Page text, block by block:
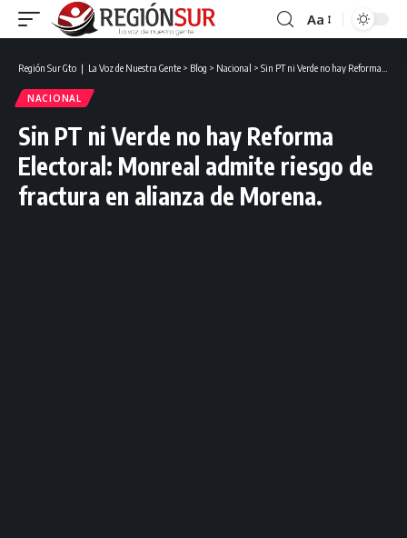
Aa
Región Sur Gto ❘ La Voz de Nuestra Gente > Blog > Nacional > Sin PT ni Verde no hay Reforma Electoral: Monreal admite riesgo de fractura en alianza de Morena.
NACIONAL
Sin PT ni Verde no hay Reforma
Electoral: Monreal admite riesgo de
fractura en alianza de Morena.